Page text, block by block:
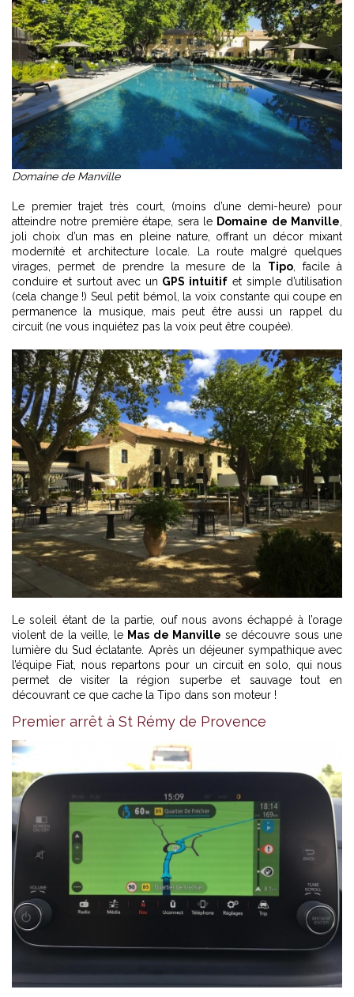
Domaine de Manville
Le premier trajet très court, (moins d’une demi-heure) pour
atteindre notre première étape, sera le Domaine de Manville
joli choix d’un mas en pleine nature, offrant un décor mixant
modernité et architecture locale. La route malgré quelques
virages, permet de prendre la mesure de la Tipo , facile à
conduire et surtout avec un GPS intuitif et simple d’utilisation
(cela change !) Seul petit bémol, la voix constante qui coupe en
permanence la musique, mais peut être aussi un rappel du
circuit (ne vous inquiétez pas la voix peut être coupée).
Le soleil étant de la partie, ouf nous avons échappé à l’orage
violent de la veille, le Mas de Manville se découvre sous une
lumière du Sud éclatante. Après un déjeuner sympathique avec
l’équipe Fiat, nous repartons pour un circuit en solo, qui nous
permet de visiter la région superbe et sauvage tout en
découvrant ce que cache la Tipo dans son moteur !
Premier arrêt à St Rémy de Provence